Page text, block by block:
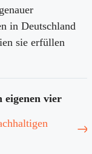
in Deutschland
sie erfüllen
eigenen vier